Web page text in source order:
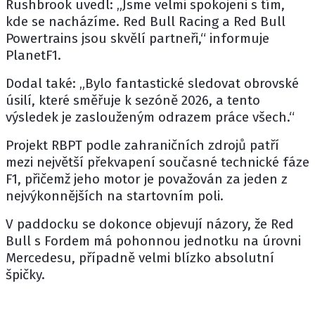
Rushbrook uvedl: „Jsme velmi spokojeni s tím,
kde se nacházíme. Red Bull Racing a Red Bull
Powertrains jsou skvělí partneři,“ informuje
PlanetF1.
Dodal také: „Bylo fantastické sledovat obrovské
úsilí, které směřuje k sezóně 2026, a tento
výsledek je zaslouženým odrazem práce všech.“
Projekt RBPT podle zahraničních zdrojů patří
mezi největší překvapení současné technické fáze
F1, přičemž jeho motor je považován za jeden z
nejvýkonnějších na startovním poli.
V paddocku se dokonce objevují názory, že Red
Bull s Fordem má pohonnou jednotku na úrovni
Mercedesu, případně velmi blízko absolutní
špičky.